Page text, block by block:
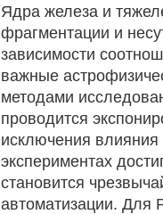
Ядра железа и
фрагментации и
зависимости
важные
методами
проводится
исключения влияния
экспериментах
становится
автоматизации.